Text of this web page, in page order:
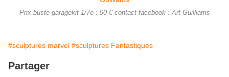
Prix buste garagekit 1/7e : 90 € contact facebook : Art Guilliams
#sculptures marvel #sculptures Fantastiques
Partager